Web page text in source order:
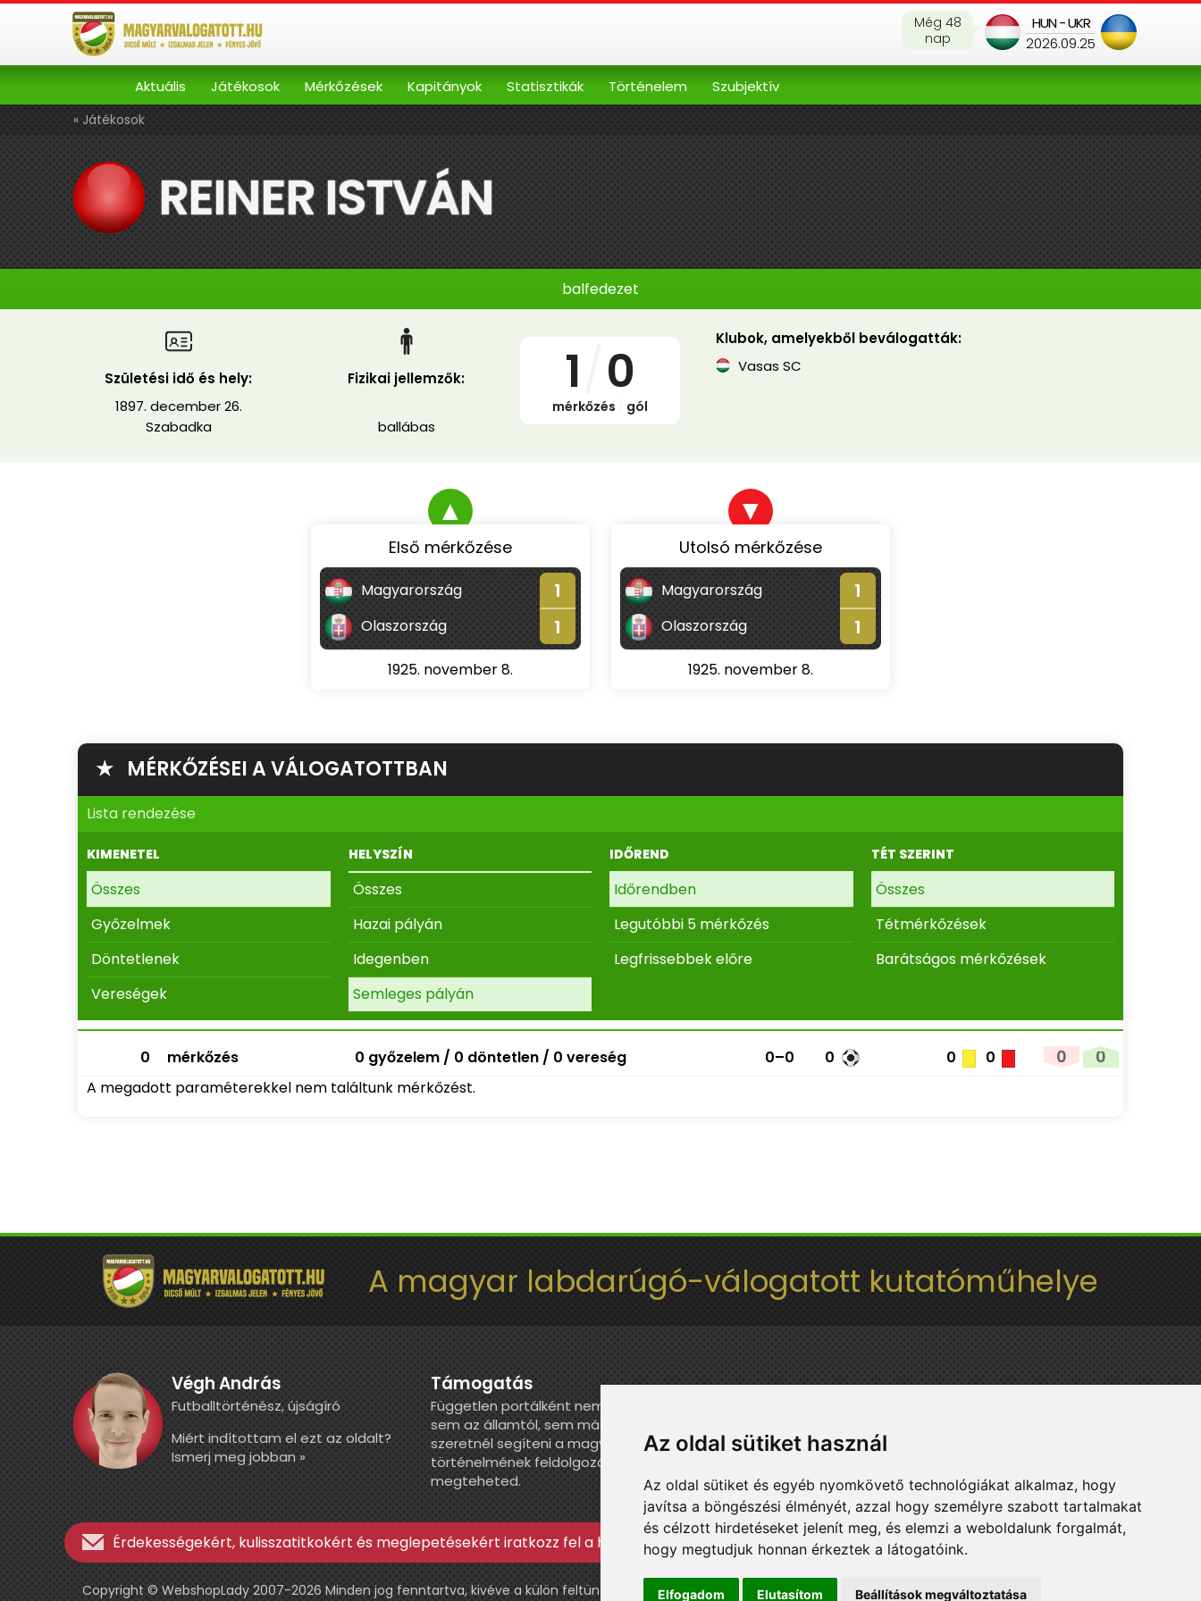
Az oldal sütiket használ
Az oldal sütiket és egyéb nyomkövető technológiákat alkalmaz, hogy
javítsa a böngészési élményét, azzal hogy személyre szabott tartalmakat
és célzott hirdetéseket jelenít meg, és elemzi a weboldalunk forgalmát,
hogy megtudjuk honnan érkeztek a látogatóink.
Elfogadom Elutasítom Beállítások megváltoztatása
HUN - UKR
2026.09.25
Még 48
nap
Aktuális Játékosok Mérkőzések Kapitányok Statisztikák Történelem Szubjektív
« Játékosok
REINER ISTVÁN
balfedezet
Születési idő és hely:
1897. december 26.
Szabadka
Fizikai jellemzők:
ballábas
1 0
mérkőzés gól
Klubok, amelyekből beválogatták:
Vasas SC
▲
Első mérkőzése
Magyarország 1
Olaszország 1
1925. november 8.
▼
Utolsó mérkőzése
Magyarország 1
Olaszország 1
1925. november 8.
★ MÉRKŐZÉSEI A VÁLOGATOTTBAN
Lista rendezése
KIMENETEL
Összes
Győzelmek
Döntetlenek
Vereségek
HELYSZÍN
Összes
Hazai pályán
Idegenben
Semleges pályán
IDŐREND
Időrendben
Legutóbbi 5 mérkőzés
Legfrissebbek előre
TÉT SZERINT
Összes
Tétmérkőzések
Barátságos mérkőzések
0 mérkőzés 0 győzelem / 0 döntetlen / 0 vereség 0–0 0 0 0 0 0
A megadott paraméterekkel nem találtunk mérkőzést.
A magyar labdarúgó-válogatott kutatóműhelye
Végh András
Futballtörténész, újságíró
Miért indítottam el ezt az oldalt?
Ismerj meg jobban »
Támogatás
Független portálként nem kapunk juttatást
sem az államtól, sem más szervezettől. Ha
szeretnél segíteni a magyar válogatott
történelmének feldolgozásában, itt
megteheted.
Érdekességekért, kulisszatitkokért és meglepetésekért iratkozz fel a hírlevélre »
Copyright © WebshopLady 2007-2026 Minden jog fenntartva, kivéve a külön feltüntetett esetekben.